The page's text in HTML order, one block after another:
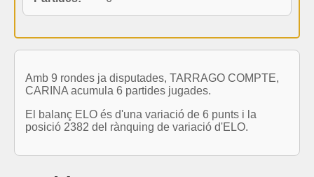
Amb 9 rondes ja disputades, TARRAGO COMPTE,
CARINA acumula 6 partides jugades.
El balanç ELO és d'una variació de 6 punts i la
posició 2382 del rànquing de variació d'ELO.